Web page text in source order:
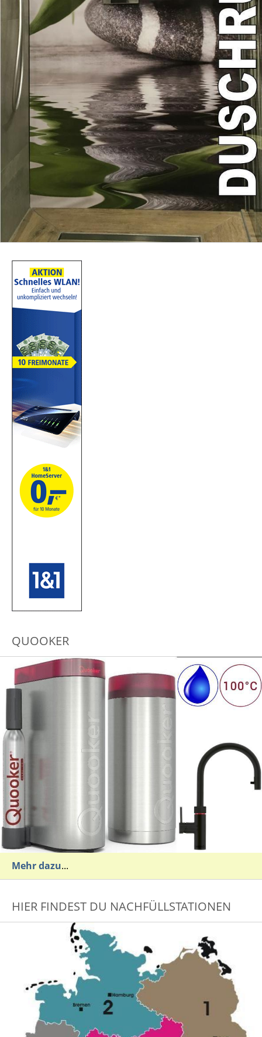
QUOOKER
Mehr dazu...
HIER FINDEST DU NACHFÜLLSTATIONEN